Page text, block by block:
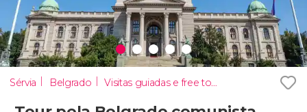
Sérvia Belgrado Visitas guiadas e free tours